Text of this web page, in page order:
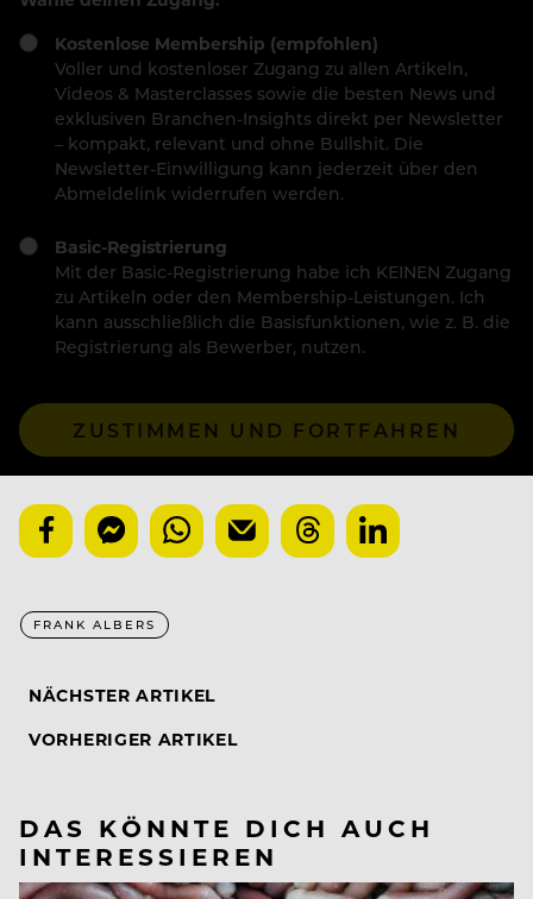
Kostenlose Membership (empfohlen)
Voller und kostenloser Zugang zu allen Artikeln,
Videos & Masterclasses sowie die besten News und
exklusiven Branchen-Insights direkt per Newsletter
– kompakt, relevant und ohne Bullshit. Die
Newsletter-Einwilligung kann jederzeit über den
Abmeldelink widerrufen werden.
Basic-Registrierung
Mit der Basic-Registrierung habe ich KEINEN Zugang
zu Artikeln oder den Membership-Leistungen. Ich
kann ausschließlich die Basisfunktionen, wie z. B. die
Registrierung als Bewerber, nutzen.
ZUSTIMMEN UND FORTFAHREN
FRANK ALBERS
NÄCHSTER ARTIKEL
VORHERIGER ARTIKEL
DAS KÖNNTE DICH AUCH
INTERESSIEREN